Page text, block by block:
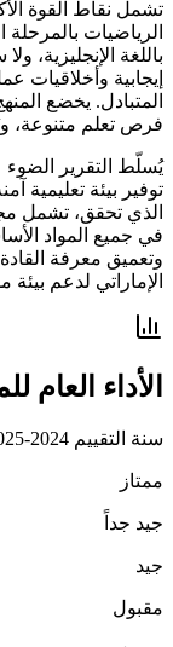
تشمل نقاط القوة
الرياضيات بالمرحلة
باللغة الإنجليزية،
إيجابية وأخلاقيات
المتبادل. يخضع
فرص تعلم متنوعة،
يُسلّط التقرير
توفير بيئة تعليمية
الذي تحقق، تشمل
في جميع المواد
وتعميق معرفة
الإماراتي لدعم
الأداء العام
سنة التقييم 2024-2025
ممتاز
جيد جداً
جيد
مقبول